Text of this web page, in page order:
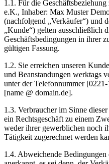
1.1. Für die
e.K., Inhaber: Max Muster
(nachfolgend „Verkäufer“) und
„Kunde“) gelten ausschließlich
Geschäftsbedingungen in ihrer
gültigen Fassung.
1.2. Sie erreichen unseren
und Beanstandungen
unter der Telefonnummer
[name @ domain.de].
1.3. Verbraucher im Sinne
ein Rechtsgeschäft zu einem
weder ihrer gewerblichen noch
Tätigkeit zugerechnet werden
1.4. Abweichende